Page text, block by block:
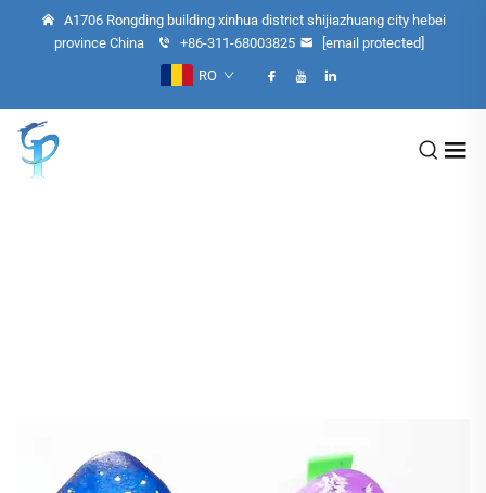
A1706 Rongding building xinhua district shijiazhuang city hebei
province China
+86-311-68003825
[email protected]
RO